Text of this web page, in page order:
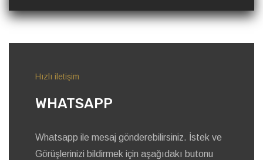
Hızlı iletişim
WHATSAPP
Whatsapp ile mesaj gönderebilirsiniz. İstek ve
Görüşlerinizi bildirmek için aşağıdakı butonu